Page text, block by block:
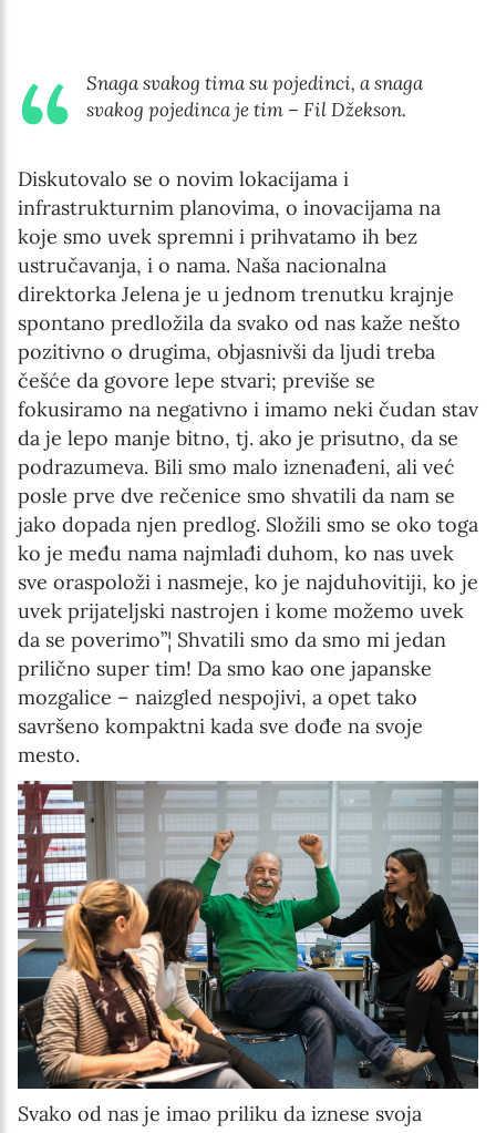
Snaga svakog tima su pojedinci, a snaga
svakog pojedinca je tim – Fil Džekson.
Diskutovalo se o novim lokacijama i
infrastrukturnim planovima, o inovacijama na
koje smo uvek spremni i prihvatamo ih bez
ustručavanja, i o nama. Naša nacionalna
direktorka Jelena je u jednom trenutku krajnje
spontano predložila da svako od nas kaže nešto
pozitivno o drugima, objasnivši da ljudi treba
češće da govore lepe stvari; previše se
fokusiramo na negativno i imamo neki čudan stav
da je lepo manje bitno, tj. ako je prisutno, da se
podrazumeva. Bili smo malo iznenađeni, ali već
posle prve dve rečenice smo shvatili da nam se
jako dopada njen predlog. Složili smo se oko toga
ko je među nama najmlađi duhom, ko nas uvek
sve oraspoloži i nasmeje, ko je najduhovitiji, ko je
uvek prijateljski nastrojen i kome možemo uvek
da se poverimo”¦ Shvatili smo da smo mi jedan
prilično super tim! Da smo kao one japanske
mozgalice – naizgled nespojivi, a opet tako
savršeno kompaktni kada sve dođe na svoje
mesto.
Svako od nas je imao priliku da iznese svoja